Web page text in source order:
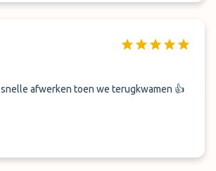
Goed ontvangen snelle afwerken toen we terugkwamen 👍